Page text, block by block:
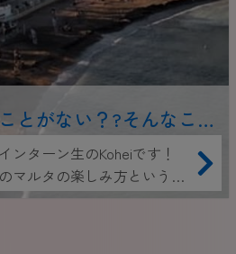
とがない？?そんなこと
楽しみ方！
ンターン生のKoheiです！
マルタの楽しみ方という内
介していきます！